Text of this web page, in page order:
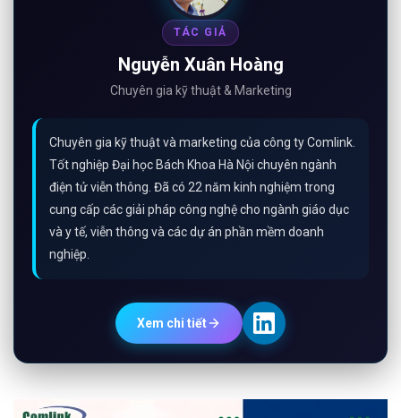
TÁC GIẢ
Nguyễn Xuân Hoàng
Chuyên gia kỹ thuật & Marketing
Chuyên gia kỹ thuật và marketing của công ty Comlink.
Tốt nghiệp Đại học Bách Khoa Hà Nội chuyên ngành
điện tử viễn thông. Đã có 22 năm kinh nghiệm trong
cung cấp các giải pháp công nghệ cho ngành giáo dục
và y tế, viễn thông và các dự án phần mềm doanh
nghiệp.
Xem chi tiết